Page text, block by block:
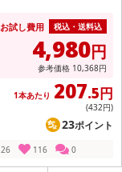
お試し費用 税込・送料込
4,980円
参考価格 10,368円
1本あたり 207.5円
(432円)
23ポイント
26 116 0